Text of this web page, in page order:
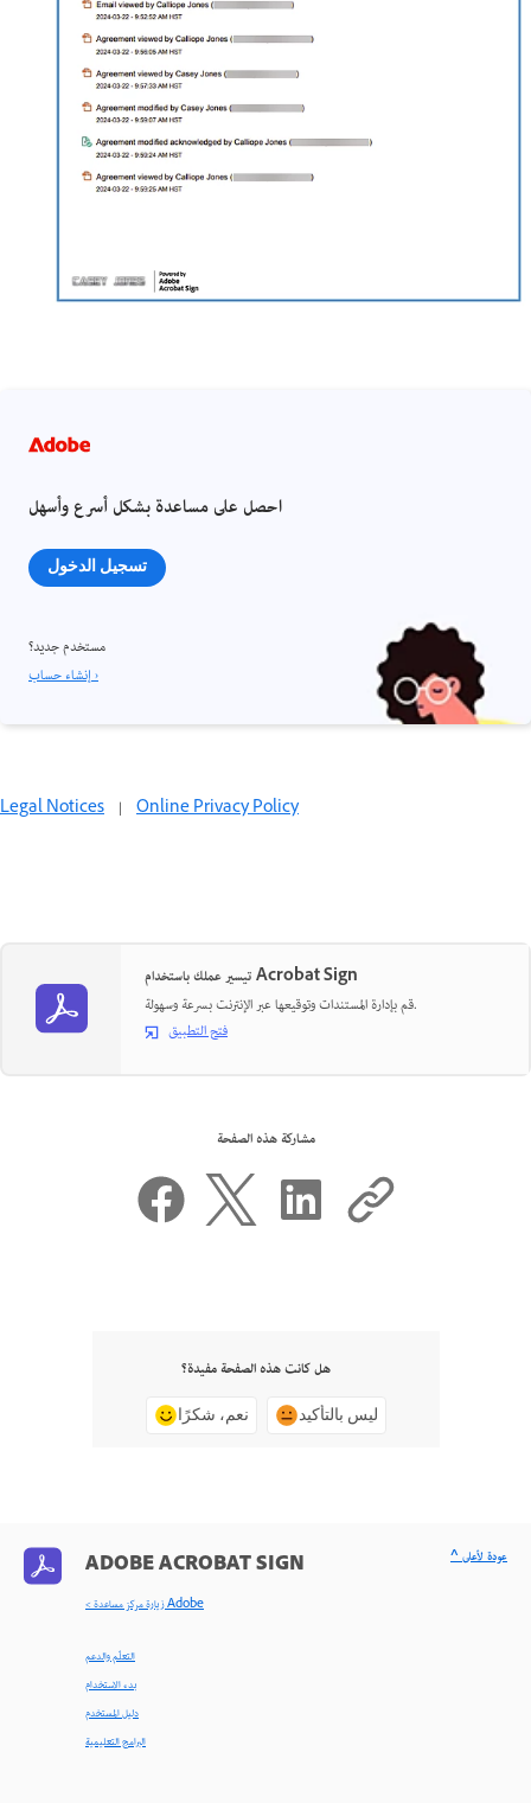
احصل على مساعدة بشكل أسرع وأسهل
تسجيل الدخول
مستخدم جديد؟
إنشاء حساب ›
Legal Notices | Online Privacy Policy
تيسير عملك باستخدام Acrobat Sign
قم بإدارة المستندات وتوقيعها عبر الإنترنت بسرعة وسهولة.
فتح التطبيق
مشاركة هذه الصفحة
هل كانت هذه الصفحة مفيدة؟
نعم، شكرًا ليس بالتأكيد
ADOBE ACROBAT SIGN
< زيارة مركز مساعدة Adobe
التعلّم والدعم
بدء الاستخدام
دليل المستخدم
البرامج التعليمية
^ عودة لأعلى